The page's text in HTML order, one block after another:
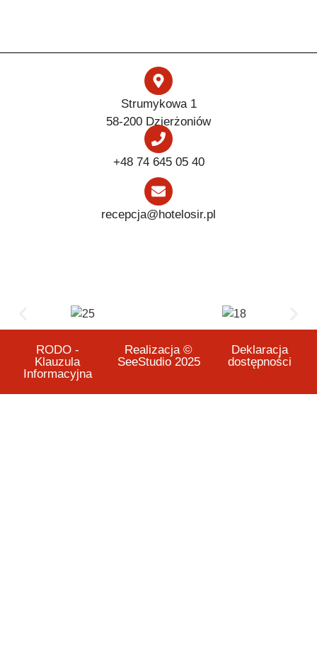
Strumykowa 1
58-200 Dzierżoniów
+48 74 645 05 40
recepcja@hotelosir.pl
RODO -
Klauzula
Informacyjna
Realizacja ©
SeeStudio 2025
Deklaracja
dostępności